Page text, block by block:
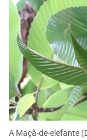
A Maçã-de-elefante